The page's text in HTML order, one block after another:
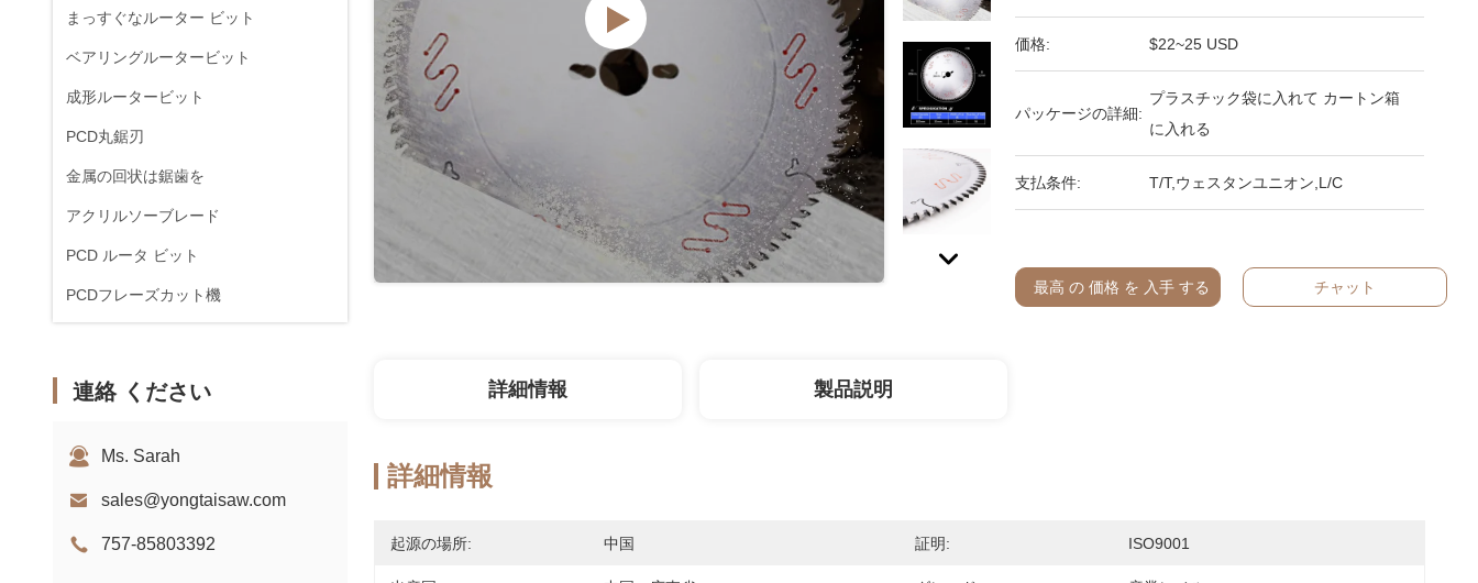
まっすぐなルーター ビット
ベアリングルータービット
成形ルータービット
PCD丸鋸刃
金属の回状は鋸歯を
アクリルソーブレード
PCD ルータ ビット
PCDフレーズカット機
連絡 ください
Ms. Sarah
sales@yongtaisaw.com
757-85803392
価格: $22~25 USD
パッケージの詳細:
プラスチック袋に入れて カートン箱
に入れる
支払条件: T/T,ウェスタンユニオン,L/C
最高 の 価格 を 入手 する チャット
詳細情報 製品説明
詳細情報
起源の場所: 中国 証明: ISO9001